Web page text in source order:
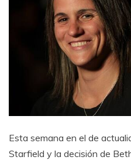
Esta semana en el de
Starfield y la decisión de